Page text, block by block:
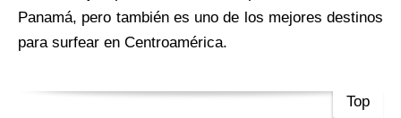
Panamá, pero también es uno de los mejores destinos
para surfear en Centroamérica.
Top